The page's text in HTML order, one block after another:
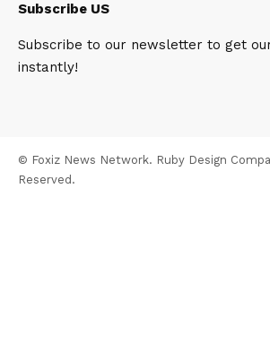
Subscribe US
Subscribe to our newsletter to get
instantly!
© Foxiz News Network. Ruby Design
Reserved.